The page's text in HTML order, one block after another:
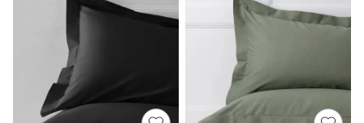
Trousers
Shirts & Blouses
Sweatshirts, Jumpers & Cardigans
All Girls Sports & Swimwear
Coats & Jackets
Underwear & Socks
Bags & Backpacks